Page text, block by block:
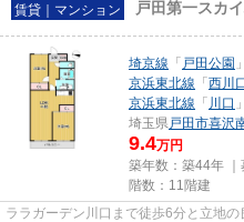
賃貸｜マンション 戸田第一スカ
埼京線 「 戸田公園
京浜東北線 「 西川
京浜東北線 「 川口
埼玉県戸田市喜沢
9.4万円
築年数：築44年 ｜
階数：11階建
ララガーデン川口まで徒歩6分と立地